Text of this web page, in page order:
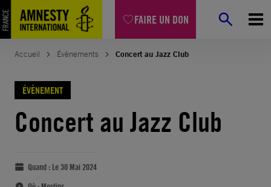
FAIRE UN DON
Accueil Évènements Concert au Jazz Club
ÉVÈNEMENT
Concert au Jazz Club
Quand : Le 30 Mai 2024